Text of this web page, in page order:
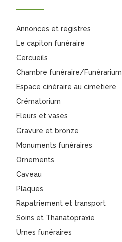
Annonces et registres
Le capiton funéraire
Cercueils
Chambre funéraire/Funérarium
Espace cinéraire au cimetière
Crématorium
Fleurs et vases
Gravure et bronze
Monuments funéraires
Ornements
Caveau
Plaques
Rapatriement et transport
Soins et Thanatopraxie
Urnes funéraires